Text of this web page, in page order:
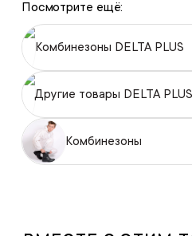
Посмотрите ещё:
Комбинезоны DELTA PLUS
Другие товары DELTA PLUS
Комбинезоны